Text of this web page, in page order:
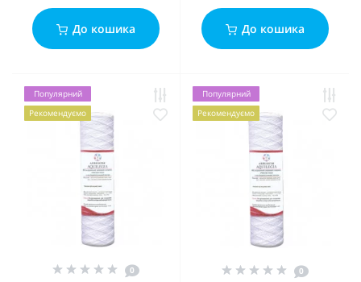
До кошика До кошика
Популярний
Рекомендуємо
0
Популярний
Рекомендуємо
0